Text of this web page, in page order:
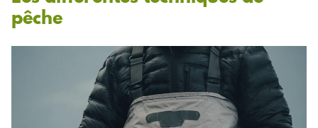
pêche